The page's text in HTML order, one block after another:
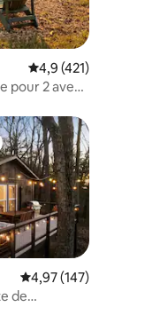
: 5 sur 5
Évaluation moyenne
4,9 (421)
pour 2 avec
: 4,93 sur 5
Évaluation moyenne
4,97 (147)
de